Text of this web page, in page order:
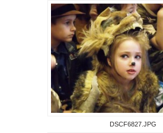
DSCF6827.JPG